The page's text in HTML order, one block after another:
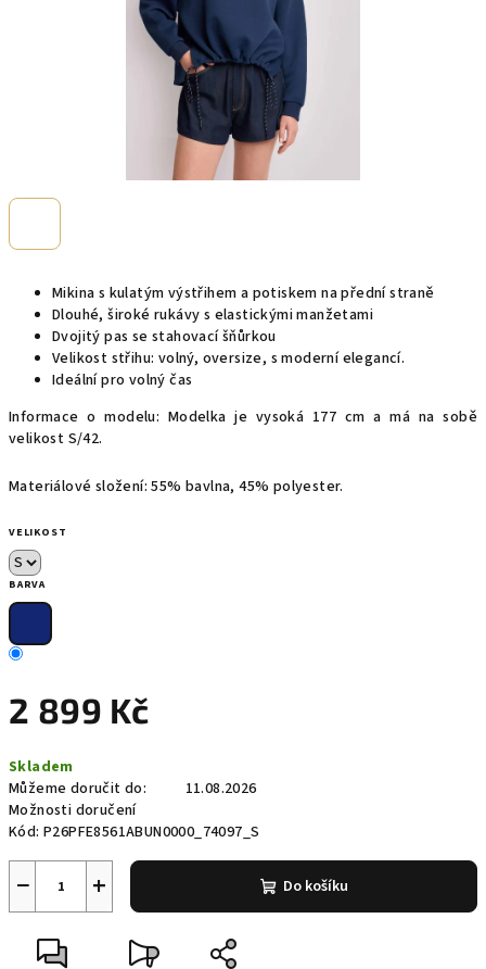
Mikina s kulatým výstřihem a potiskem na přední straně
Dlouhé, široké rukávy s elastickými manžetami
Dvojitý pas se stahovací šňůrkou
Velikost střihu: volný, oversize, s moderní elegancí.
Ideální pro volný čas
Informace o modelu: Modelka je vysoká 177 cm a má na sobě
velikost S/42.
Materiálové složení: 55% bavlna, 45% polyester.
VELIKOST
BARVA
2 899 Kč
cena:
Skladem
Můžeme doručit do:
11.08.2026
Možnosti doručení
Kód: P26PFE8561ABUN0000_74097_S
+
− Do košíku